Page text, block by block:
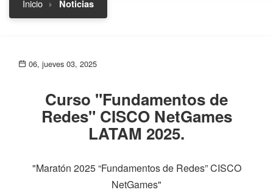
Inicio Noticias
06, jueves 03, 2025
Curso "Fundamentos de
Redes" CISCO NetGames
LATAM 2025.
"Maratón 2025 “Fundamentos de Redes” CISCO
NetGames"